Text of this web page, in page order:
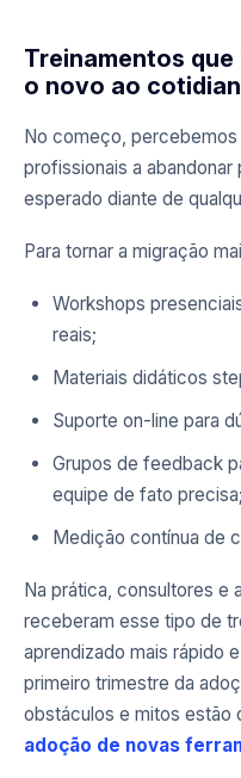
Treinamentos
o novo ao
No começo,
profissionais a abandonar
esperado diante de
Para tornar a migração
Workshops
reais;
Materiais didáticos
Suporte on-line para
Grupos de feedback
equipe de fato precisa;
Medição contínua de
Na prática, consultores e
receberam esse tipo de
aprendizado mais rápido
primeiro trimestre da
obstáculos e mitos estão
adoção de novas